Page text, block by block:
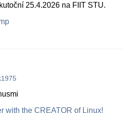
25.4.2026 na FIIT STU.
with the CREATOR of Linux!